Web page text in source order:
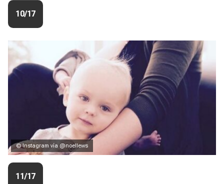
10/17
© Instagram vía @noellews
11/17